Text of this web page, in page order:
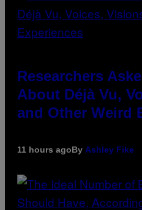
Researchers
About Déjà Vu,
and Other Weird
11 hours agoBy Ashley Fike